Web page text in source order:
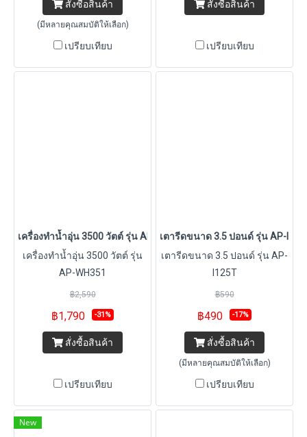
สั่งซื้อสินค้า
(มีหลายคุณสมบัติให้เลือก)
เปรียบเทียบ
สั่งซื้อสินค้า
เปรียบเทียบ
เครื่องทำน้ำอุ่น 3500 วัตต์ รุ่น AP-WH351
เครื่องทำน้ำอุ่น 3500 วัตต์ รุ่น
AP-WH351
฿2,590
฿1,790 -31%
สั่งซื้อสินค้า
เปรียบเทียบ
เตารีดขนาด 3.5 ปอนด์ รุ่น AP-
เตารีดขนาด 3.5 ปอนด์ รุ่น AP-
I125T
฿590
฿490 -17%
สั่งซื้อสินค้า
(มีหลายคุณสมบัติให้เลือก)
เปรียบเทียบ
New